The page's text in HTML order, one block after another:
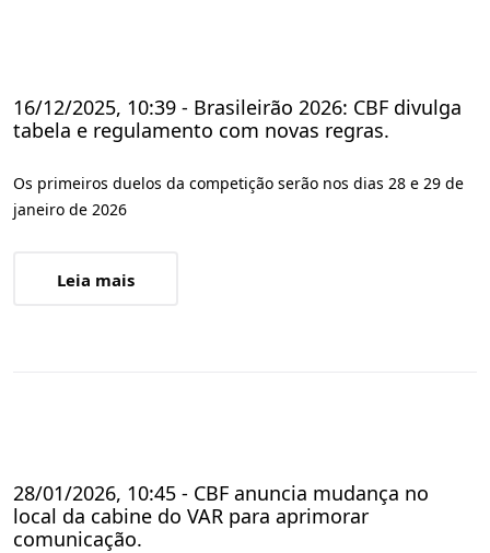
16/12/2025, 10:39 - Brasileirão 2026: CBF divulga
tabela e regulamento com novas regras.
Os primeiros duelos da competição serão nos dias 28 e 29 de
janeiro de 2026
Leia mais
28/01/2026, 10:45 - CBF anuncia mudança no
local da cabine do VAR para aprimorar
comunicação.